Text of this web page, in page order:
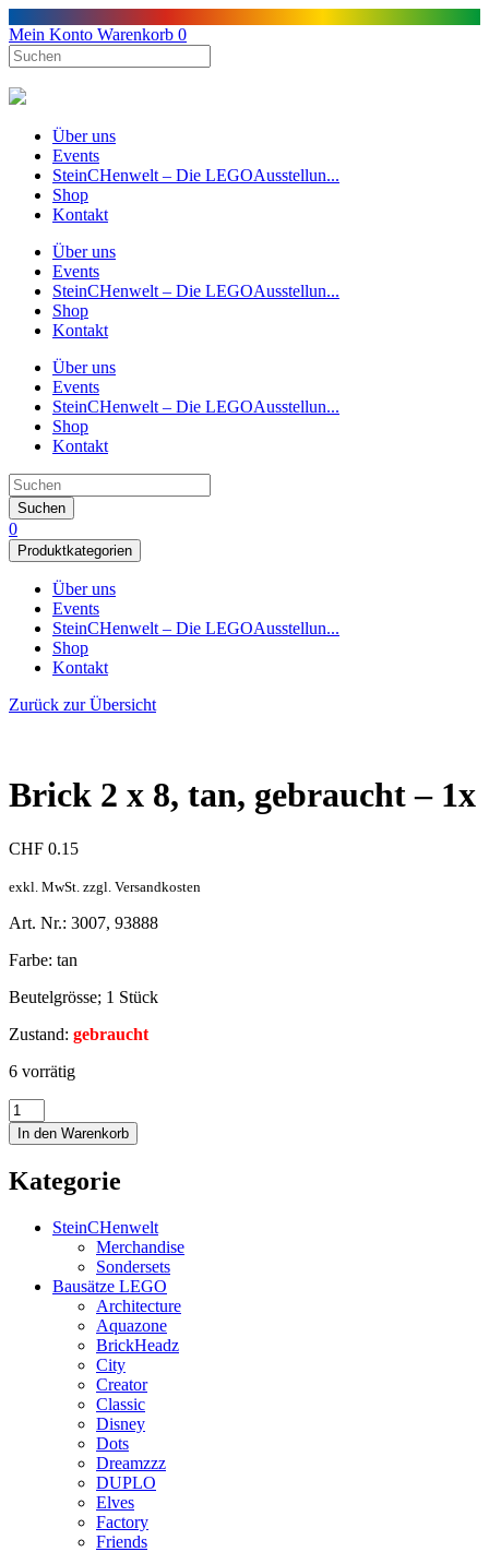
Mein Konto Warenkorb 0
Über uns
Events
SteinCHenwelt – Die LEGOAusstellun...
Shop
Kontakt
Über uns
Events
SteinCHenwelt – Die LEGOAusstellun...
Shop
Kontakt
Über uns
Events
SteinCHenwelt – Die LEGOAusstellun...
Shop
Kontakt
Suchen
0
Produktkategorien
Über uns
Events
SteinCHenwelt – Die LEGOAusstellun...
Shop
Kontakt
Zurück zur Übersicht
Brick 2 x 8, tan, gebraucht – 1x
CHF 0.15
exkl. MwSt. zzgl. Versandkosten
Art. Nr.: 3007, 93888
Farbe: tan
Beutelgrösse; 1 Stück
Zustand: gebraucht
6 vorrätig
In den Warenkorb
Kategorie
SteinCHenwelt
Merchandise
Sondersets
Bausätze LEGO
Architecture
Aquazone
BrickHeadz
City
Creator
Classic
Disney
Dots
Dreamzzz
DUPLO
Elves
Factory
Friends